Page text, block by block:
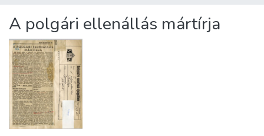
Statistics
About us
A polgári ellenállás mártírja